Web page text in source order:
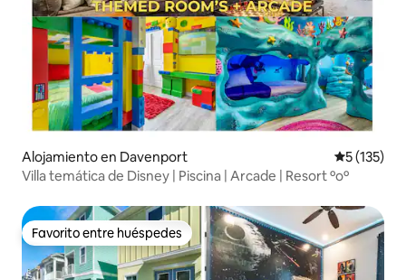
Alojamiento en Davenport
5 (135)
Villa temática de Disney | Piscina | Arcade | Resort ºoº
Favorito entre huéspedes
Favorito entre huéspedes